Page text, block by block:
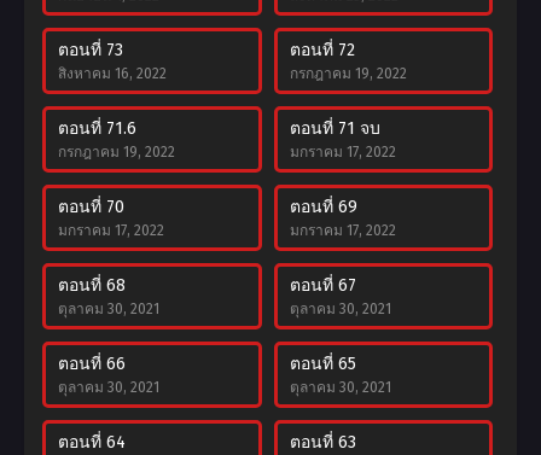
ตอนที่ 73
สิงหาคม 16, 2022
ตอนที่ 72
กรกฎาคม 19, 2022
ตอนที่ 71.6
กรกฎาคม 19, 2022
ตอนที่ 71 จบ
มกราคม 17, 2022
ตอนที่ 70
มกราคม 17, 2022
ตอนที่ 69
มกราคม 17, 2022
ตอนที่ 68
ตุลาคม 30, 2021
ตอนที่ 67
ตุลาคม 30, 2021
ตอนที่ 66
ตุลาคม 30, 2021
ตอนที่ 65
ตุลาคม 30, 2021
ตอนที่ 64 ตอนที่ 63